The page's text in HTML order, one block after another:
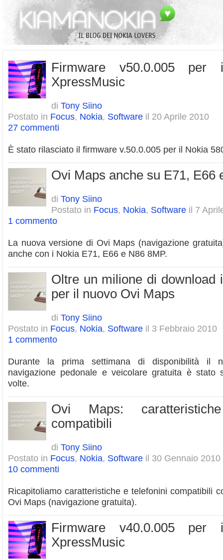
Firmware v50.0.005
XpressMusic
di Tony Siino
Postato in Focus, Nokia, Software il 20 Aprile 2010
27 commenti
È stato rilasciato il firmware v.50.0.005 per il Nokia
Ovi Maps anche su E71, E66
di Tony Siino
Postato in Focus, Nokia, Software il 7
1 commento
La nuova versione di Ovi Maps (navigazione
anche con i Nokia E71, E66 e N86 8MP.
Oltre un milione di download
per il nuovo Ovi Maps
di Tony Siino
Postato in Focus, Nokia, Software il 3 Febbraio 2010
1 commento
Durante la prima settimana di disponibilità il
navigazione pedonale e veicolare gratuita è stato
volte.
Ovi Maps:
compatibili
di Tony Siino
Postato in Focus, Nokia, Software il 30 Gennaio 2010
10 commenti
Ricapitoliamo caratteristiche e telefonini compatibili
Ovi Maps (navigazione gratuita).
Firmware v40.0.005
XpressMusic